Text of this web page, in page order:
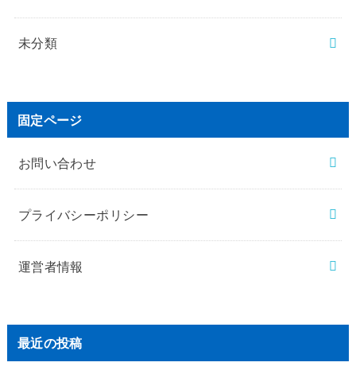
未分類
固定ページ
お問い合わせ
プライバシーポリシー
運営者情報
最近の投稿